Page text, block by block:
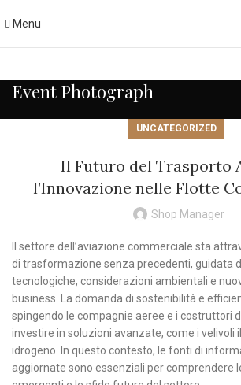
Menu
Event Photograph
UNCATEGORIZED
Il Futuro del Trasporto
l’Innovazione nelle Flotte
Shop Manager
Il settore dell’aviazione commerciale sta
di trasformazione senza precedenti, guidata
tecnologiche, considerazioni ambientali e
business. La domanda di sostenibilità e
spingendo le compagnie aeree e i costruttori
investire in soluzioni avanzate, come i velivoli
idrogeno. In questo contesto, le fonti di
aggiornate sono essenziali per comprendere